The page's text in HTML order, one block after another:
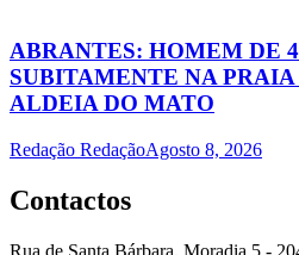
ABRANTES: HOMEM DE
SUBITAMENTE NA
ALDEIA DO MATO
Redação RedaçãoAgosto 8, 2026
Contactos
Rua de Santa Bárbara, Moradia 5 -